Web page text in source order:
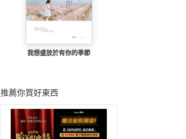
我想盛放於有你的季節
推薦你買好東西